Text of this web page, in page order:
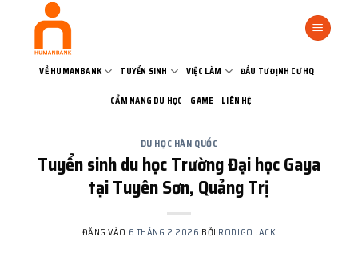
VỀ HUMANBANK TUYỂN SINH VIỆC LÀM ĐẦU TƯ ĐỊNH CƯ HQ
CẨM NANG DU HỌC GAME LIÊN HỆ
DU HỌC HÀN QUỐC
Tuyển sinh du học Trường Đại học Gaya
tại Tuyên Sơn, Quảng Trị
ĐĂNG VÀO 6 THÁNG 2 2026 BỞI RODIGO JACK